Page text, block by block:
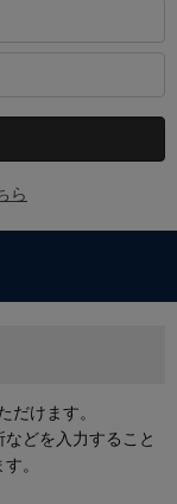
ら
けます。
どを入力すること
。